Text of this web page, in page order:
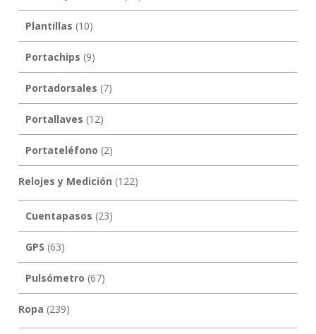
Plantillas (10)
Portachips (9)
Portadorsales (7)
Portallaves (12)
Portateléfono (2)
Relojes y Medición (122)
Cuentapasos (23)
GPS (63)
Pulsómetro (67)
Ropa (239)